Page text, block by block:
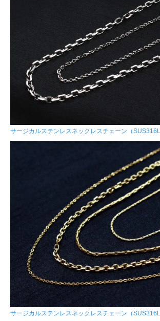
サージカルステンレスネックレスチェーン（SUS316L
サージカルステンレスネックレスチェーン（